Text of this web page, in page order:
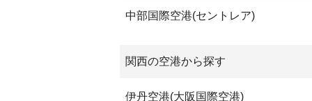
中部国際空港(セントレア)
関西の空港から探す
伊丹空港(大阪国際空港)